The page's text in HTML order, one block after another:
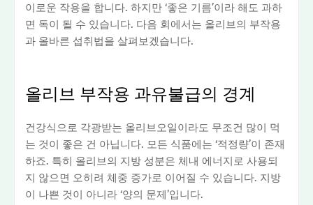
이로운 작용을 합니다. 하지만 ‘좋은 기름’이라 해도 과하
면 독이 될 수 있습니다. 다음 회에서는 올리브의 부작용
과 올바른 섭취법을 살펴보겠습니다.
올리브 부작용 과유불급의 경계
건강식으로 각광받는 올리브오일이라도 무조건 많이 먹
는 것이 좋은 건 아닙니다. 모든 식품에는 ‘적정량’이 존재
하죠. 특히 올리브의 지방 성분은 체내 에너지로 사용되
지 않으면 오히려 체중 증가로 이어질 수 있습니다. 지방
이 나쁜 것이 아니라 ‘양의 문제’입니다.